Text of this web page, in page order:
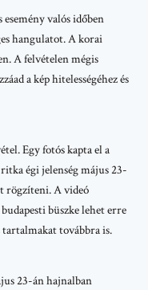
valós időben
hangulatot. A korai
A felvételen mégis
a kép hitelességéhez és
Egy fotós kapta el a
égi jelenség május 23-
rögzíteni. A videó
büszke lehet erre
tartalmakat továbbra is.
23-án hajnalban